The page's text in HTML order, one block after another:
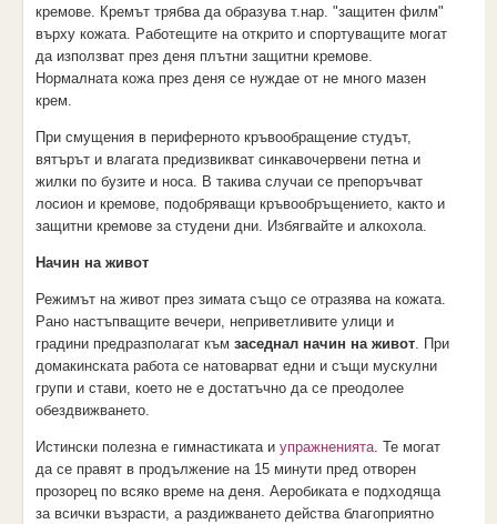
кремове. Кремът трябва да образува т.нар. "защитен филм"
върху кожата. Работещите на открито и спортуващите могат
да използват през деня плътни защитни кремове.
Нормалната кожа през деня се нуждае от не много мазен
крем.
При смущения в периферното кръвообращение студът,
вятърът и влагата предизвикват синкавочервени петна и
жилки по бузите и носа. В такива случаи се препоръчват
лосион и кремове, подобряващи кръвообръщението, както и
защитни кремове за студени дни. Избягвайте и алкохола.
Начин на живот
Режимът на живот през зимата също се отразява на кожата.
Рано настъпващите вечери, неприветливите улици и
градини предразполагат към заседнал начин на живот. При
домакинската работа се натоварват едни и същи мускулни
групи и стави, което не е достатъчно да се преодолее
обездвижването.
Истински полезна е гимнастиката и упражненията. Те могат
да се правят в продължение на 15 минути пред отворен
прозорец по всяко време на деня. Аеробиката е подходяща
за всички възрасти, а раздижването действа благоприятно